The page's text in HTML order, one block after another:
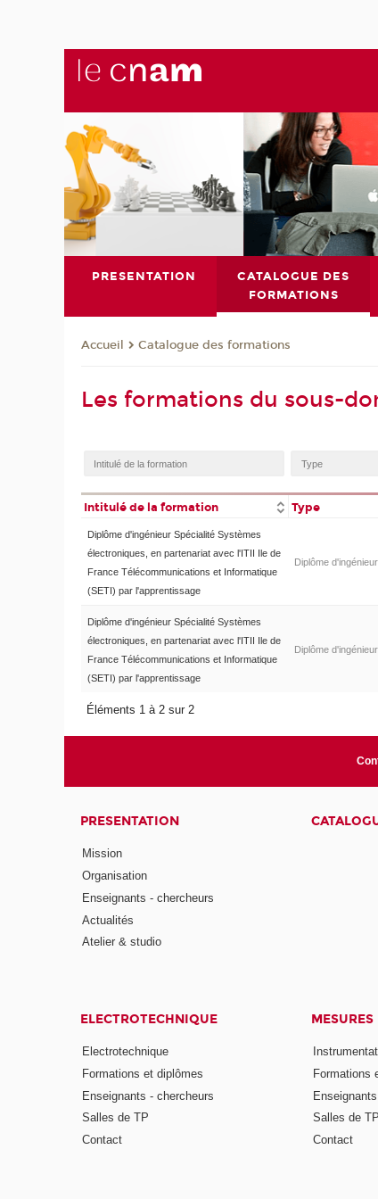
PRESENTATION
CATALOGUE DES
FORMATIONS
Accueil Catalogue des formations
Les formations du sous-
Intitulé de la formation Type
Diplôme d'ingénieur Spécialité Systèmes
électroniques, en partenariat avec l'ITII Ile de
France Télécommunications et Informatique
(SETI) par l'apprentissage
Diplôme d'ingénieur
Diplôme d'ingénieur Spécialité Systèmes
électroniques, en partenariat avec l'ITII Ile de
France Télécommunications et Informatique
(SETI) par l'apprentissage
Diplôme d'ingénieur
Éléments 1 à 2 sur 2
PRESENTATION
Mission
Organisation
Enseignants - chercheurs
Actualités
Atelier & studio
ELECTROTECHNIQUE
Electrotechnique
Formations et diplômes
Enseignants - chercheurs
Salles de TP
Contact
MESURES
Formations
Salles de TP
Contact